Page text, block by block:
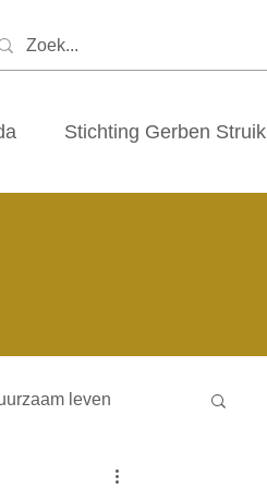
Stichting Gerben Struik
leven